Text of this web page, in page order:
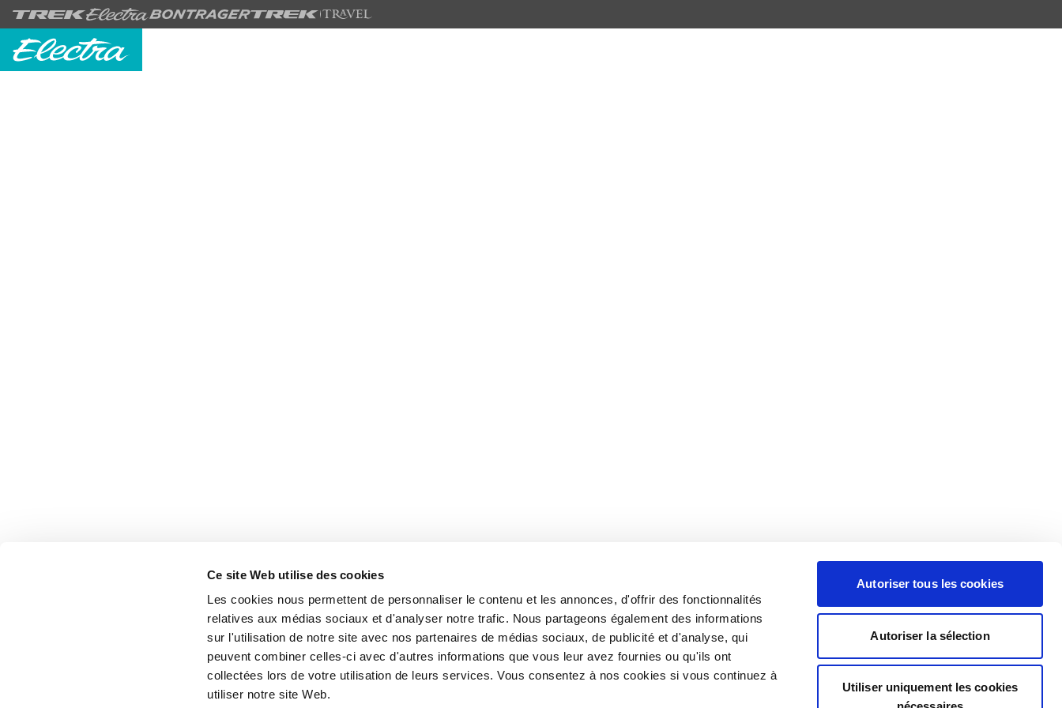
Ce site Web utilise des cookies
Les cookies nous permettent de personnaliser le contenu et les annonces, d'offrir des fonctionnalités
relatives aux médias sociaux et d'analyser notre trafic. Nous partageons également des informations
sur l'utilisation de notre site avec nos partenaires de médias sociaux, de publicité et d'analyse, qui
peuvent combiner celles-ci avec d'autres informations que vous leur avez fournies ou qu'ils ont
collectées lors de votre utilisation de leurs services. Vous consentez à nos cookies si vous continuez à
utiliser notre site Web.
Autoriser tous les cookies
Autoriser la sélection
Utiliser uniquement les cookies